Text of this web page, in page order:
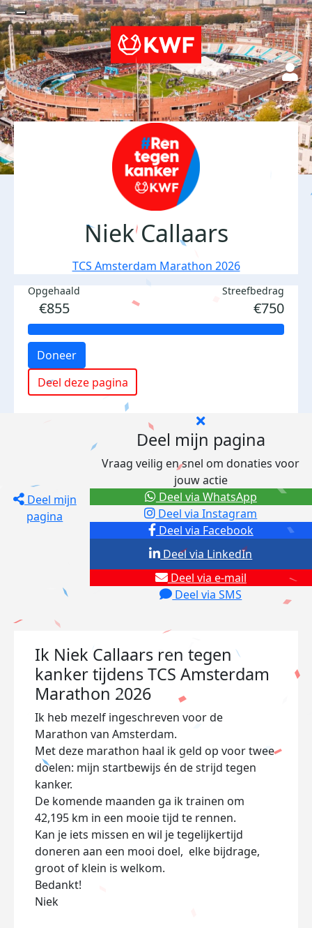
Niek Callaars
TCS Amsterdam Marathon 2026
Opgehaald
€855
Streefbedrag
€750
Doneer
Deel deze pagina
Deel mijn
pagina
Deel mijn pagina
Vraag veilig en snel om donaties voor
jouw actie
Deel via Facebook
Deel via Instagram
Deel via e-mail
Deel via SMS
Deel via LinkedIn
Deel via WhatsApp
Ik Niek Callaars ren tegen
kanker tijdens TCS Amsterdam
Marathon 2026
Ik heb mezelf ingeschreven voor de
Marathon van Amsterdam.
Met deze marathon haal ik geld op voor twee
doelen: mijn startbewijs én de strijd tegen
kanker.
De komende maanden ga ik trainen om
42,195 km in een mooie tijd te rennen.
Kan je iets missen en wil je tegelijkertijd
doneren aan een mooi doel, elke bijdrage,
groot of klein is welkom.
Bedankt!
Niek